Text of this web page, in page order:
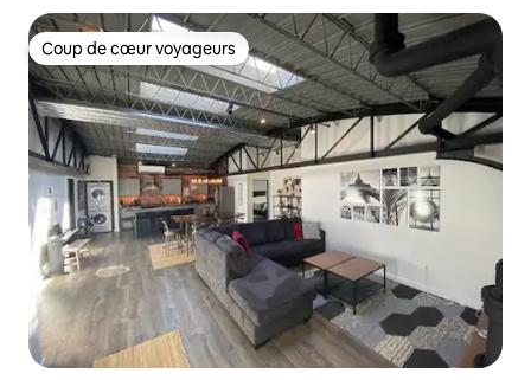
Coup de cœur voyageurs
Coup de cœur voyageurs